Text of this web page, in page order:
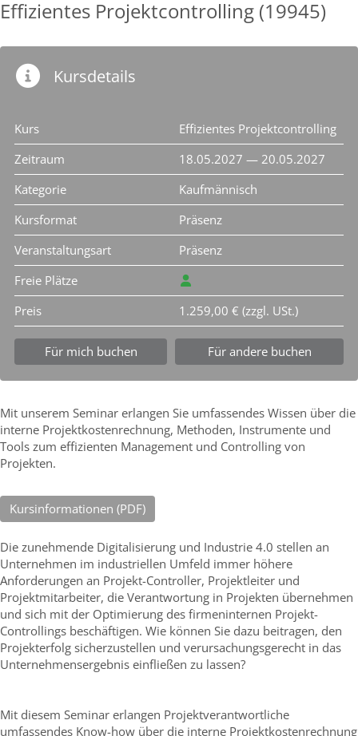
Effizientes Projektcontrolling (19945)
Kursdetails
Kurs
Effizientes Projektcontrolling
Zeitraum
18.05.2027 — 20.05.2027
Kategorie
Kaufmännisch
Kursformat
Präsenz
Veranstaltungsart
Präsenz
Freie Plätze
Preis
1.259,00 € (zzgl. USt.)
Für mich buchen Für andere buchen
Mit unserem Seminar erlangen Sie umfassendes Wissen über die
interne Projektkostenrechnung, Methoden, Instrumente und
Tools zum effizienten Management und Controlling von
Projekten.
Kursinformationen (PDF)
Die zunehmende Digitalisierung und Industrie 4.0 stellen an
Unternehmen im industriellen Umfeld immer höhere
Anforderungen an Projekt-Controller, Projektleiter und
Projektmitarbeiter, die Verantwortung in Projekten übernehmen
und sich mit der Optimierung des firmeninternen Projekt-
Controllings beschäftigen. Wie können Sie dazu beitragen, den
Projekterfolg sicherzustellen und verursachungsgerecht in das
Unternehmensergebnis einfließen zu lassen?
Mit diesem Seminar erlangen Projektverantwortliche
umfassendes Know-how über die interne Projektkostenrechnung